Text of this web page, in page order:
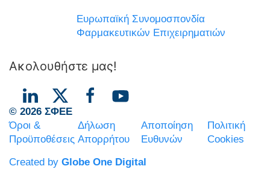
Ευρωπαϊκή Συνομοσπονδία
Φαρμακευτικών Επιχειρηματιών
Ακολουθήστε μας!
© 2026 ΣΦΕΕ
Όροι &
Προϋποθέσεις
Δήλωση
Απορρήτου
Αποποίηση
Ευθυνών
Πολιτική
Cookies
Created by Globe One Digital